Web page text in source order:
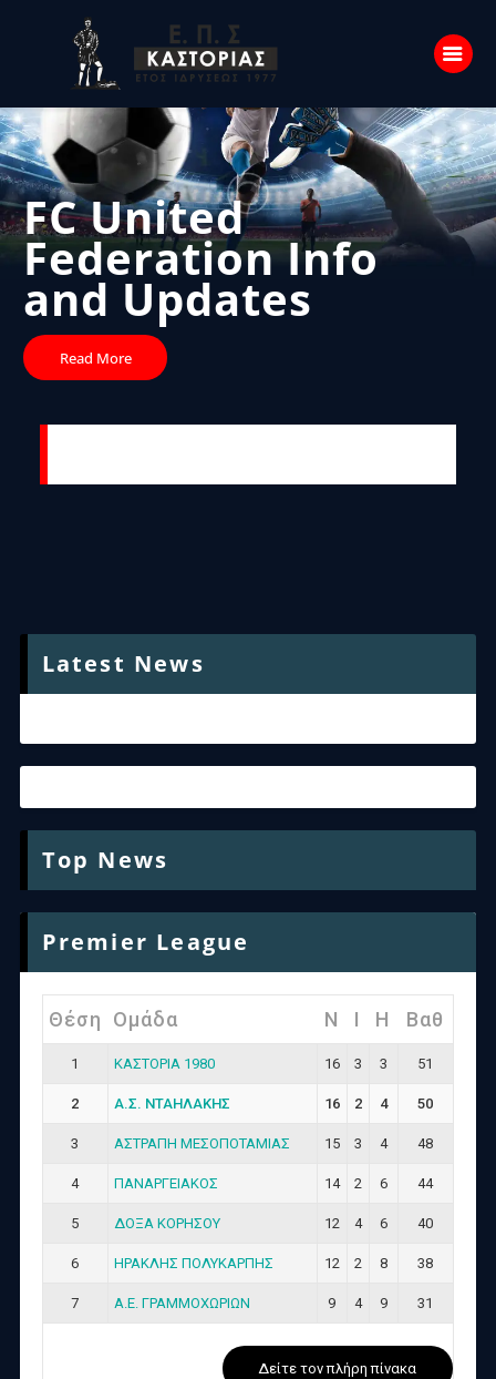
Home
Features
News
Contacts
FC United
FederationInfo
and Updates
Read More
Latest News
Top News
Premier League
Θέση Ομάδα Ν I H Βαθ
1 ΚΑΣΤΟΡΙΑ 1980 16 3 3 51
2 Α.Σ. ΝΤΑΗΛΑΚΗΣ 16 2 4 50
3 ΑΣΤΡΑΠΗ ΜΕΣΟΠΟΤΑΜΙΑΣ 15 3 4 48
4 ΠΑΝΑΡΓΕΙΑΚΟΣ 14 2 6 44
5 ΔΟΞΑ ΚΟΡΗΣΟΥ 12 4 6 40
6 ΗΡΑΚΛΗΣ ΠΟΛΥΚΑΡΠΗΣ 12 2 8 38
7 Α.Ε. ΓΡΑΜΜΟΧΩΡΙΩΝ 9 4 9 31
Δείτε τον πλήρη πίνακα